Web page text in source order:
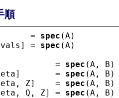
順
=
spec (A )
] = spec (A )
=
spec (A , B )
]       = spec (A , B )
, Z]    = spec (A , B )
, Q , Z] = spec (A , B )